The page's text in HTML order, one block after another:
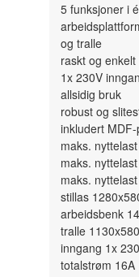
5 funksjoner i
og tralle
raskt og
1x 230V
allsidig bruk
robust og
inkludert
maks.
maks.
maks.
stillas
arbeidsbenk
tralle
inngang 1x
totalstrøm 16A